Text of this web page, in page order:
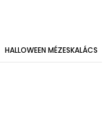
HALLOWEEN MÉZESKALÁCS